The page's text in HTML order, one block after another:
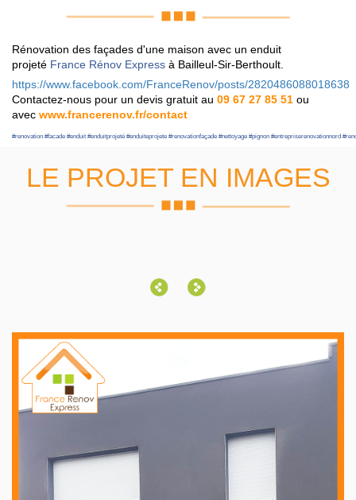
Rénovation des façades d'une maison avec un enduit
projeté France Rénov Express à Bailleul-Sir-Berthoult.
https://www.facebook.com/FranceRenov/posts/2820486088018638
Contactez-nous pour un devis gratuit au 09 67 27 85 51 ou
avec www.francerenov.fr/contact
#renovation #facade #enduit #enduitprojeté #enduiteprojete #renovationfaçade #nettoyage #pignon #entrepriserenovationnord #
LE PROJET EN IMAGES